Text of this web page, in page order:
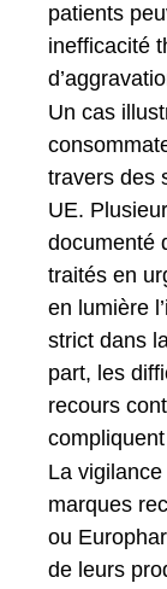
patients
inefficacité
Un cas
travers des
UE.
documenté
traités en
en lumière
strict dans
part, les
recours
La
marques
ou
de leurs